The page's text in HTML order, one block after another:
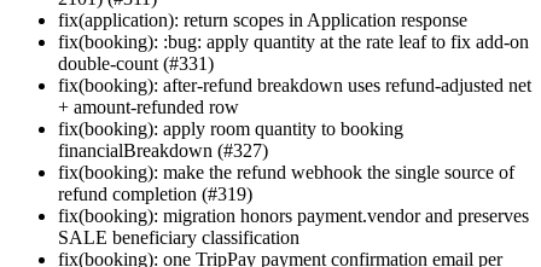
fix(application): return scopes in Application response
fix(booking): :bug: apply quantity at the rate leaf to fix add-on
double-count (#331)
fix(booking): after-refund breakdown uses refund-adjusted net
+ amount-refunded row
fix(booking): apply room quantity to booking
financialBreakdown (#327)
fix(booking): make the refund webhook the single source of
refund completion (#319)
fix(booking): migration honors payment.vendor and preserves
SALE beneficiary classification
fix(booking): one TripPay payment confirmation email per